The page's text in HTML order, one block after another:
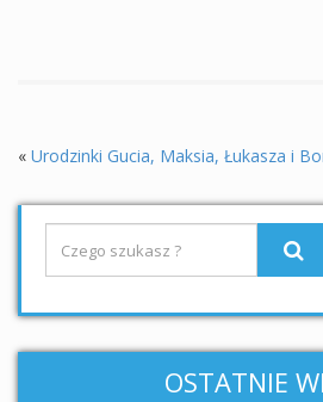
« Urodzinki Gucia, Maksia, Łukasza i
OSTATNIE